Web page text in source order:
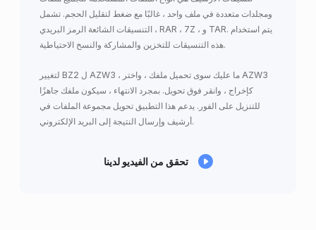
ومجلدات متعددة في ملف واحد ، غالبًا مع ضغط لتقليل الحجم. تشمل
التنسيقات الشائعة الرمز البريدي ، RAR ، 7Z ، و TAR. يتم استخدام
هذه التنسيقات للتخزين والمشاركة والنسخ الاحتياطية.
لتغيير BZ2 ل AZW3 ، ما عليك سوى تحميل ملفك ، واختر AZW3
كإخراج ، وانقر فوق تحويل. بمجرد الانتهاء ، سيكون ملفك جاهزًا
للتنزيل على الفور. يدعم هذا التطبيق تحويل مجموعة الملفات في
أرشيف وإرسال النتيجة إلى البريد الإلكتروني.
تحقق من الفيديو لدينا